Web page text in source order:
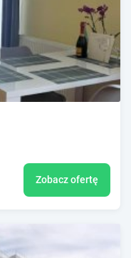
Zobacz ofertę